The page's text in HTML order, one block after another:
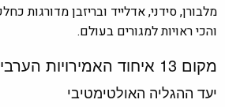
מלבורן, סידני, אדלייד ו בריזבןמדורגות
והכי ראויות למגורים בעולם.
מקום 13 איחוד האמירויות הערביות
יעד ההגליה האולטימטיבי